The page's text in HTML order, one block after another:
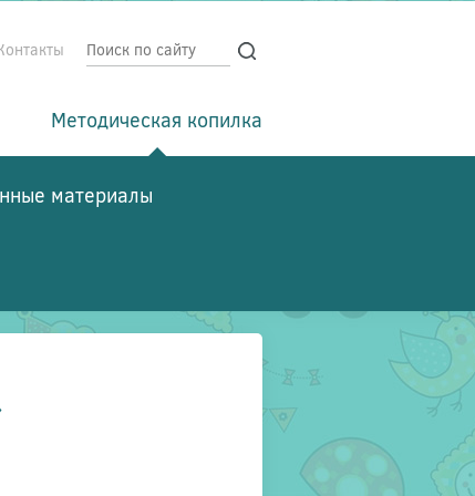
Методическая копилка
материалы